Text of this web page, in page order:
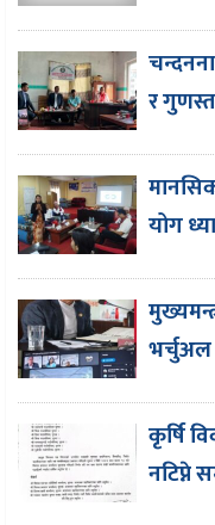
र
योग
कृर्षि
नटिप्ने